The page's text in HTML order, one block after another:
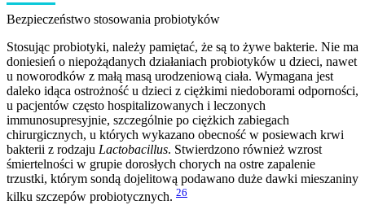
Bezpieczeństwo stosowania probiotyków
Stosując probiotyki, należy pamiętać, że są to żywe bakterie. Nie ma
doniesień o niepożądanych działaniach probiotyków u dzieci, nawet
u noworodków z małą masą urodzeniową ciała. Wymagana jest
daleko idąca ostrożność u dzieci z ciężkimi niedoborami odporności,
u pacjentów często hospitalizowanych i leczonych
immunosupresyjnie, szczególnie po ciężkich zabiegach
chirurgicznych, u których wykazano obecność w posiewach krwi
bakterii z rodzaju Lactobacillus. Stwierdzono również wzrost
śmiertelności w grupie dorosłych chorych na ostre zapalenie
trzustki, którym sondą dojelitową podawano duże dawki mieszaniny
kilku szczepów probiotycznych. 26